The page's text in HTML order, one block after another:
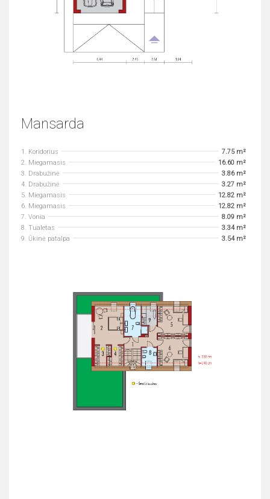
Mansarda
1. Koridorius
7.75 m²
2. Miegamasis
16.60 m²
3. Drabužinė
3.86 m²
4. Drabužinė
3.27 m²
5. Miegamasis
12.82 m²
6. Miegamasis
12.82 m²
7. Vonia
8.09 m²
8. Tualetas
3.34 m²
9. Ūkinė patalpa
3.54 m²